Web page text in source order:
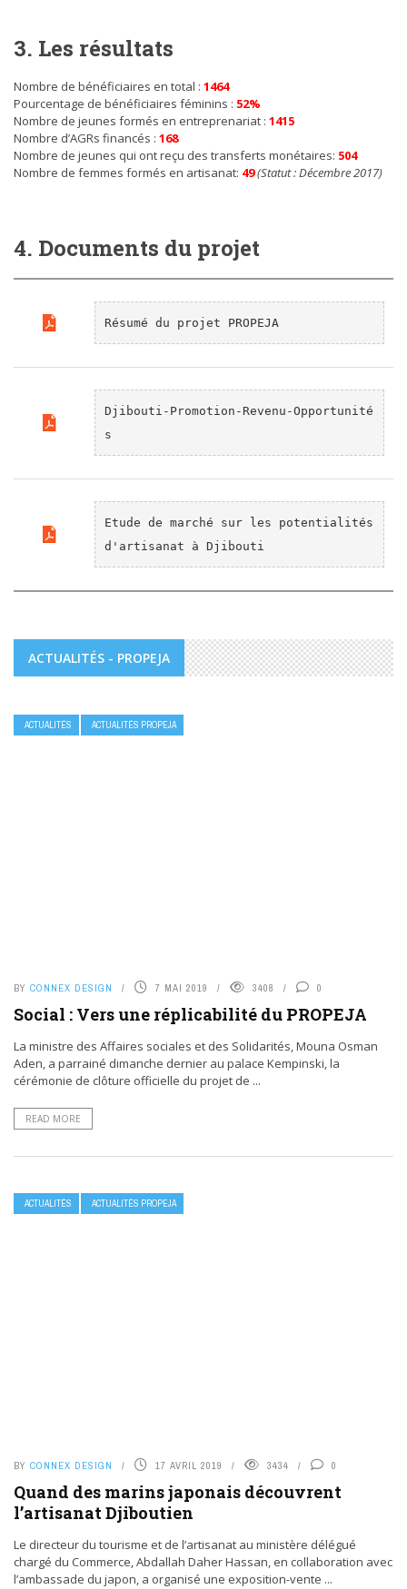
3. Les résultats
Nombre de bénéficiaires en total : 1464
Pourcentage de bénéficiaires féminins : 52%
Nombre de jeunes formés en entreprenariat : 1415
Nombre d’AGRs financés : 168
Nombre de jeunes qui ont reçu des transferts monétaires: 504
Nombre de femmes formés en artisanat: 49(Statut : Décembre 2017)
4. Documents du projet
Résumé du projet PROPEJA
Djibouti-Promotion-Revenu-Opportunité
s
Etude de marché sur les potentialités
d'artisanat à Djibouti
ACTUALITÉS - PROPEJA
ACTUALITÉS ACTUALITÉS PROPEJA
BY CONNEX DESIGN 7 MAI 2019 3408 0
Social : Vers une réplicabilité du PROPEJA
La ministre des Affaires sociales et des Solidarités, Mouna Osman
Aden, a parrainé dimanche dernier au palace Kempinski, la
cérémonie de clôture officielle du projet de ...
READ MORE
ACTUALITÉS ACTUALITÉS PROPEJA
BY CONNEX DESIGN 17 AVRIL 2019 3434 0
Quand des marins japonais découvrent
l’artisanat Djiboutien
Le directeur du tourisme et de l’artisanat au ministère délégué
chargé du Commerce, Abdallah Daher Hassan, en collaboration avec
l’ambassade du japon, a organisé une exposition-vente ...